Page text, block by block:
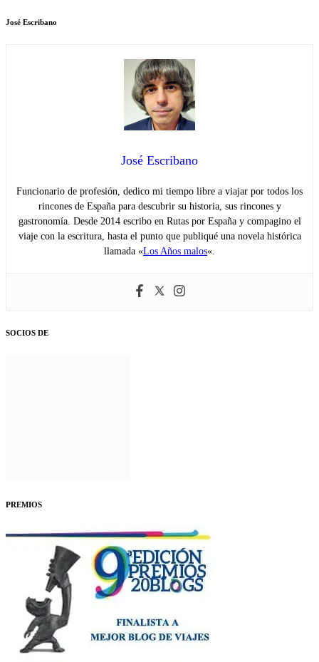
José Escribano
José Escribano
Funcionario de profesión, dedico mi tiempo libre a viajar por todos los
rincones de España para descubrir su historia, sus rincones y
gastronomía. Desde 2014 escribo en Rutas por España y compagino el
viaje con la escritura, hasta el punto que publiqué una novela histórica
llamada «Los Años malos«.
SOCIOS DE
PREMIOS